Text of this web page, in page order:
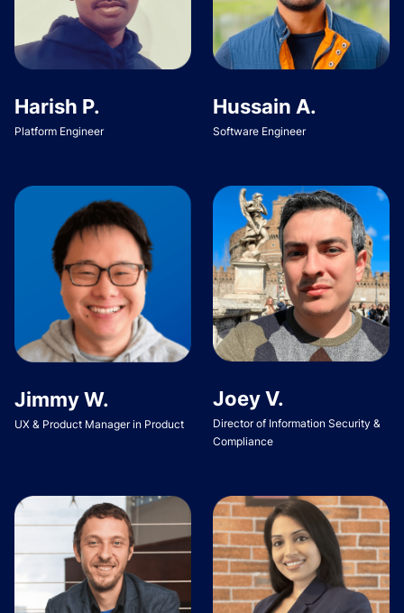
Harish P.
Platform Engineer
Hussain A.
Software Engineer
Jimmy W.
UX & Product Manager in Product
Joey V.
Director of Information Security &
Compliance